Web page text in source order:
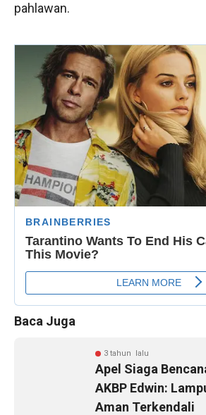
pahlawan.
Baca Juga
3 tahun lalu
Apel Siaga
AKBP Edwin:
Aman Terkendali